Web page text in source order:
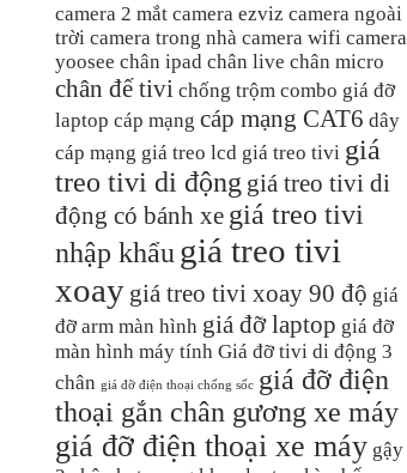
camera 2 mắt camera ezviz camera ngoài
trời camera trong nhà camera wifi camera
yoosee chân ipad chân live chân micro
chân đế tivi chống trộm combo giá đỡ
laptop cáp mạng cáp mạng CAT6 dây
cáp mạng giá treo lcd giá treo tivi giá
treo tivi di động giá treo tivi di
động có bánh xe giá treo tivi
nhập khẩu giá treo tivi
xoay giá treo tivi xoay 90 độ giá
đỡ arm màn hình giá đỡ laptop giá đỡ
màn hình máy tính Giá đỡ tivi di động 3
chân giá đỡ điện thoại chống sốc giá đỡ điện
thoại gắn chân gương xe máy
giá đỡ điện thoại xe máy gậy